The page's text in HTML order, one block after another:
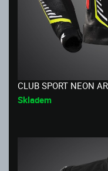
CLUB SPORT NEON AR
Skladem